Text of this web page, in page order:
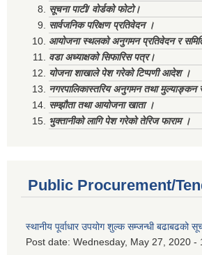
सूचना पाटी/ वोर्डको फोटो।
सार्वजनिक परिक्षण प्रतिवेदन ।
आयोजना स्थलको अनुगमन प्रतिवेदन र
वडा अध्याक्षको सिफारिस पत्र।
योजना शाखाले पेश गरेको टिप्पणी आदेश ।
नगरपालिकास्तरिय अनुगमन तथा मुल्याङ्कन
सम्झौता तथा आयोजना खाता ।
भुक्तानीको लागि पेश गरेको तेरिज फाराम ।
Public Procurement/
स्थानीय पूर्वाधार उपयोग शुल्क सम्जन्धी बढाबढको
Post date: Wednesday, May 27, 2020 -